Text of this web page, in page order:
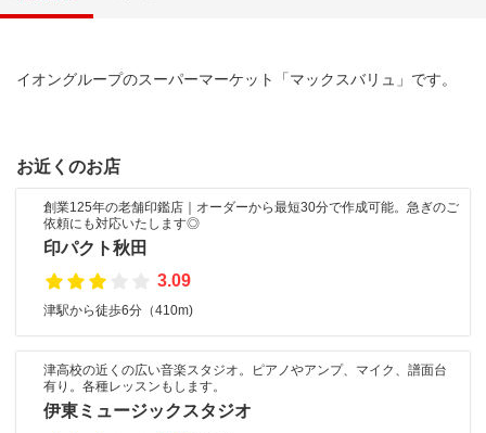
イオングループのスーパーマーケット「マックスバリュ」です。
お近くのお店
創業125年の老舗印鑑店｜オーダーから最短30分で作成可能。急ぎのご
依頼にも対応いたします◎
印パクト秋田
3.09
津駅から徒歩6分（410m)
津高校の近くの広い音楽スタジオ。ピアノやアンプ、マイク、譜面台
有り。各種レッスンもします。
伊東ミュージックスタジオ